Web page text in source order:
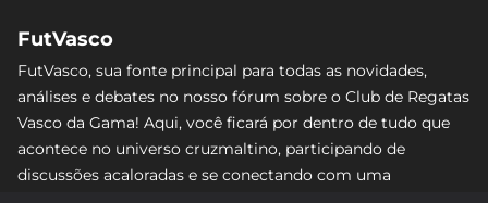
FutVasco
FutVasco, sua fonte principal para todas as novidades,
análises e debates no nosso fórum sobre o Club de Regatas
Vasco da Gama! Aqui, você ficará por dentro de tudo que
acontece no universo cruzmaltino, participando de
discussões acaloradas e se conectando com uma